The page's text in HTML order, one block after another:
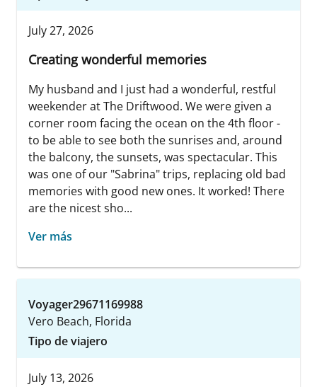
July 27, 2026
Creating wonderful memories
My husband and I just had a wonderful, restful
weekender at The Driftwood. We were given a
corner room facing the ocean on the 4th floor -
to be able to see both the sunrises and, around
the balcony, the sunsets, was spectacular. This
was one of our "Sabrina" trips, replacing old bad
memories with good new ones. It worked! There
are the nicest sho...
Ver más
Voyager29671169988
Vero Beach, Florida
Tipo de viajero
July 13, 2026